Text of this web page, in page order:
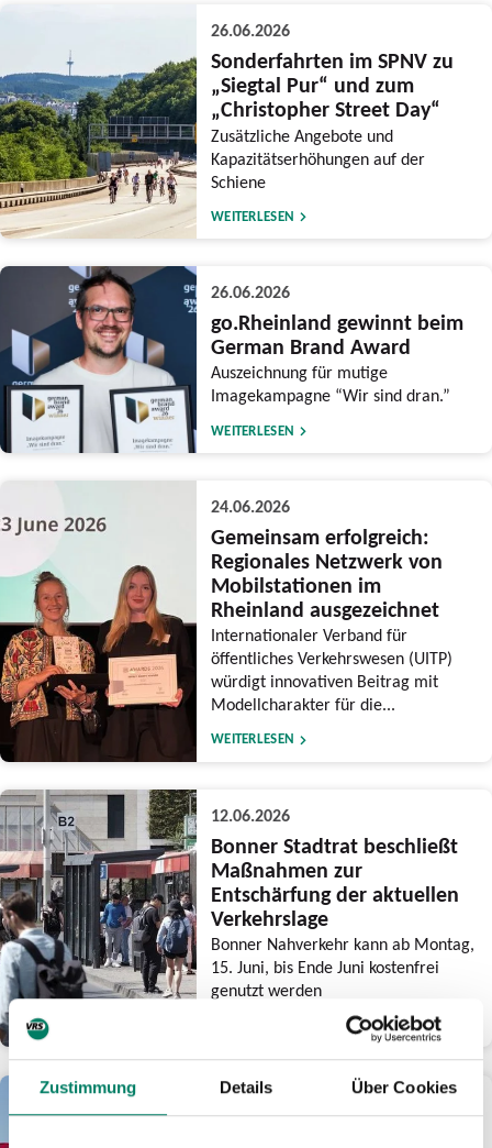
Zustimmung Details Über Cookies
26.06.2026
Sonderfahrten im SPNV zu
„Siegtal Pur“ und zum
„Christopher Street Day“
Zusätzliche Angebote und
Kapazitätserhöhungen auf der
Schiene
WEITERLESEN
26.06.2026
go.Rheinland gewinnt beim
German Brand Award
Auszeichnung für mutige
Imagekampagne “Wir sind dran.”
WEITERLESEN
24.06.2026
Gemeinsam erfolgreich:
Regionales Netzwerk von
Mobilstationen im
Rheinland ausgezeichnet
Internationaler Verband für
öffentliches Verkehrswesen (UITP)
würdigt innovativen Beitrag mit
Modellcharakter für die...
WEITERLESEN
12.06.2026
Bonner Stadtrat beschließt
Maßnahmen zur
Entschärfung der aktuellen
Verkehrslage
Bonner Nahverkehr kann ab Montag,
15. Juni, bis Ende Juni kostenfrei
genutzt werden
03.06.2026